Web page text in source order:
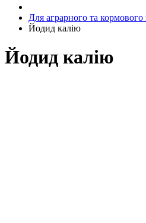
Для аграрного та
Йодид калію
Йодид калію